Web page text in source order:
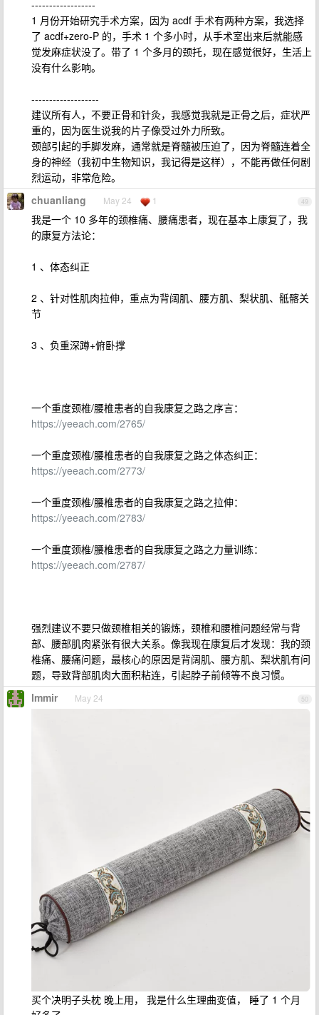
------------------
1 月份开始研究手术方案，因为 acdf 手术有两种方案，我选择
了 acdf+zero-P 的，手术 1 个多小时，从手术室出来后就能感
觉发麻症状没了。带了 1 个多月的颈托，现在感觉很好，生活上
没有什么影响。
-------------------
建议所有人，不要正骨和针灸，我感觉我就是正骨之后，症状严
重的，因为医生说我的片子像受过外力所致。
颈部引起的手脚发麻，通常就是脊髓被压迫了，因为脊髓连着全
身的神经（我初中生物知识，我记得是这样），不能再做任何剧
烈运动，非常危险。
49
chuanliang May 24 1
我是一个 10 多年的颈椎痛、腰痛患者，现在基本上康复了，我
的康复方法论：
1 、体态纠正
2 、针对性肌肉拉伸，重点为背阔肌、腰方肌、梨状肌、骶髂关
节
3 、负重深蹲+俯卧撑
一个重度颈椎/腰椎患者的自我康复之路之序言：
https://yeeach.com/2765/
一个重度颈椎/腰椎患者的自我康复之路之体态纠正：
https://yeeach.com/2773/
一个重度颈椎/腰椎患者的自我康复之路之拉伸：
https://yeeach.com/2783/
一个重度颈椎/腰椎患者的自我康复之路之力量训练：
https://yeeach.com/2787/
强烈建议不要只做颈椎相关的锻炼，颈椎和腰椎问题经常与背
部、腰部肌肉紧张有很大关系。像我现在康复后才发现：我的颈
椎痛、腰痛问题，最核心的原因是背阔肌、腰方肌、梨状肌有问
题，导致背部肌肉大面积粘连，引起脖子前倾等不良习惯。
50
lmmir May 24
买个决明子头枕 晚上用， 我是什么生理曲变值， 睡了 1 个月